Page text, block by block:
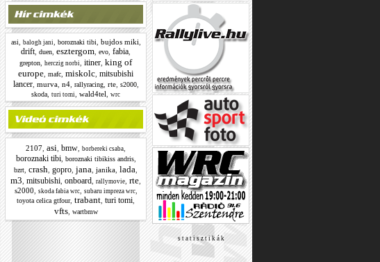
asi balogh jani boroznaki tibi bujdos miki
drift duen esztergom evo fabia
grepton herczig norbi itiner king of
europe mafc miskolc mitsubishi
lancer, murva, n4, rallyracing, rte, s2000,
skoda turi tomi wald4tel wrc
2107 asi bmw borbereki csaba
boroznaki tibi, boroznaki tibikiss andris,
bzrt crash gopro jana janika lada
m3 mitsubishi onboard rallymovie rte
s2000
skoda fabia wrc, subaru impreza wrc,
toyota celica gtfour, trabant turi tomi
vfts, wartbmw
s t a t i s z t i k á k